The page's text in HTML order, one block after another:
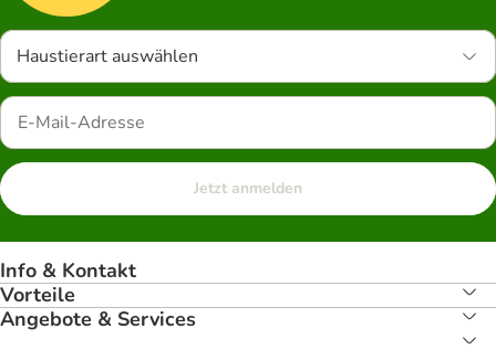
Haustierart auswählen
Jetzt anmelden
Info & Kontakt
Vorteile
Angebote & Services